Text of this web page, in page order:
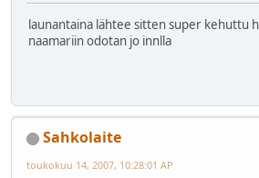
launantaina lähtee sitten super kehuttu
naamariin odotan jo innlla
Sahkolaite
toukokuu 14, 2007, 10:28:01 AP